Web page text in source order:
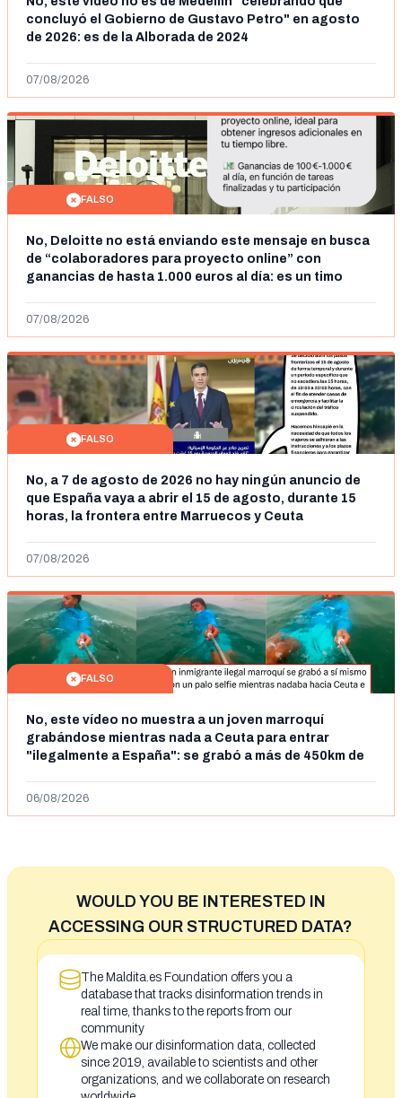
concluyó el Gobierno de Gustavo Petro" en agosto
de 2026: es de la Alborada de 2024
07/08/2026
FALSO
No, Deloitte no está enviando este mensaje en busca
de “colaboradores para proyecto online” con
ganancias de hasta 1.000 euros al día: es un timo
07/08/2026
FALSO
No, a 7 de agosto de 2026 no hay ningún anuncio de
que España vaya a abrir el 15 de agosto, durante 15
horas, la frontera entre Marruecos y Ceuta
07/08/2026
FALSO
No, este vídeo no muestra a un joven marroquí
grabándose mientras nada a Ceuta para entrar
"ilegalmente a España": se grabó a más de 450km de
06/08/2026
WOULD YOU BE INTERESTED IN
ACCESSING OUR STRUCTURED DATA?
The Maldita.es Foundation offers you a
database that tracks disinformation trends in
real time, thanks to the reports from our
community
We make our disinformation data, collected
since 2019, available to scientists and other
organizations, and we collaborate on research